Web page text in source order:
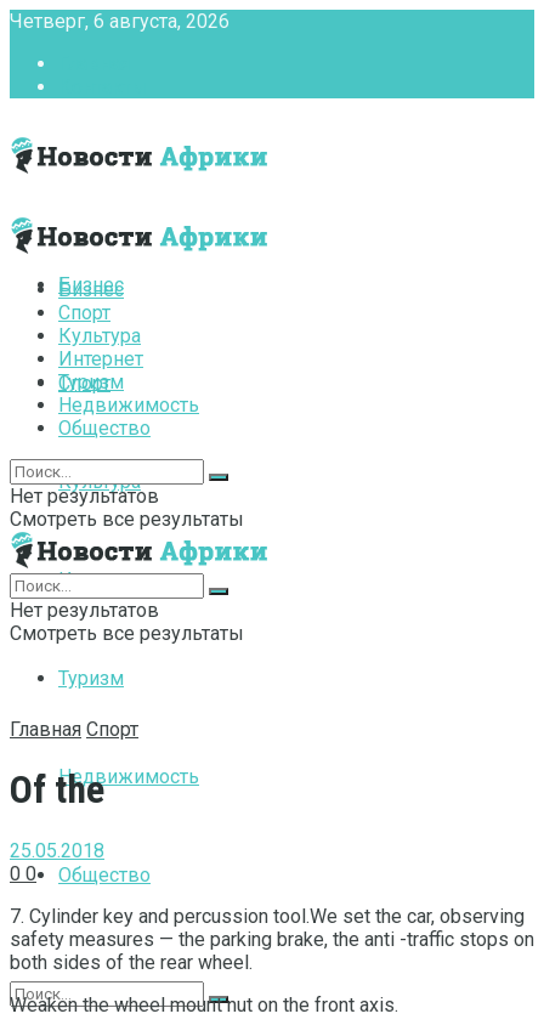
Четверг, 6 августа, 2026
Бизнес
Спорт
Культура
Интернет
Туризм
Недвижимость
Общество
Бизнес
Спорт
Культура
Интернет
Туризм
Недвижимость
Общество
Нет результатов
Смотреть все результаты
Нет результатов
Смотреть все результаты
Главная Спорт
Of the
25.05.2018
0 0
7. Cylinder key and percussion tool.We set the car, observing
safety measures — the parking brake, the anti -traffic stops on
both sides of the rear wheel.
Weaken the wheel mount nut on the front axis.